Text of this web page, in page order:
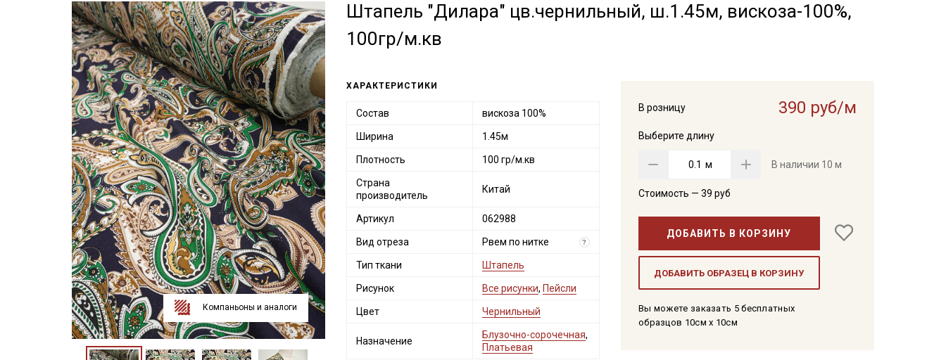
Компаньоны и аналоги
Штапель "Дилара" цв.чернильный, ш.1.45м, вискоза-100%,
100гр/м.кв
В розницу 390 руб/м
Выберите длину
м В наличии 10 м
Стоимость — 39 руб
ДОБАВИТЬ В КОРЗИНУ
ДОБАВИТЬ ОБРАЗЕЦ В КОРЗИНУ
Вы можете заказать 5 бесплатных
образцов 10см x 10см
ХАРАКТЕРИСТИКИ
Состав вискоза 100%
Ширина 1.45м
Плотность 100 гр/м.кв
Страна
производитель
Китай
Артикул 062988
Вид отреза Рвем по нитке ?
Тип ткани Штапель
Рисунок Все рисунки, Пейсли
Цвет Чернильный
Назначение
Блузочно-сорочечная,
Платьевая